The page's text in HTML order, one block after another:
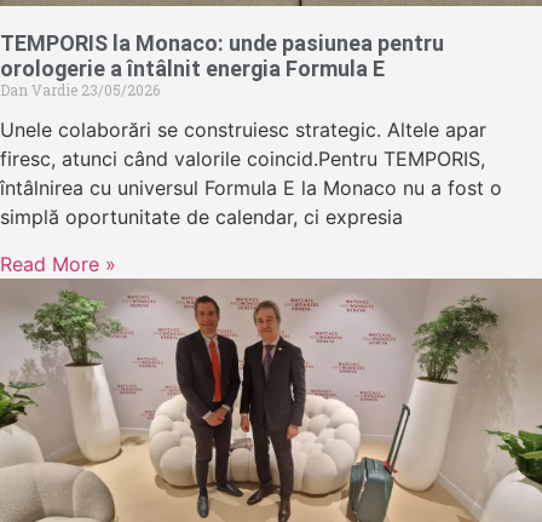
TEMPORIS la Monaco: unde pasiunea pentru
orologerie a întâlnit energia Formula E
Dan Vardie 23/05/2026
Unele colaborări se construiesc strategic. Altele apar
firesc, atunci când valorile coincid.Pentru TEMPORIS,
întâlnirea cu universul Formula E la Monaco nu a fost o
simplă oportunitate de calendar, ci expresia
Read More »